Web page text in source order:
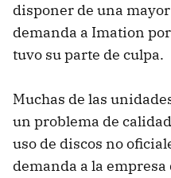
disponer de una
demanda a Imation
tuvo su parte de culpa.
Muchas de las
un problema de
uso de discos no
demanda a la